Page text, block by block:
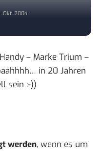
Okt. 2004
– Marke Trium –
in 20 Jahren
sein :-))
werden, wenn es um